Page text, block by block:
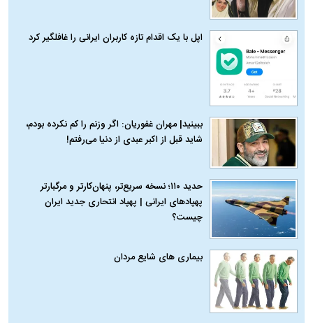
اپل با یک اقدام تازه کاربران ایرانی را غافلگیر کرد
ببینید| مهران غفوریان: اگر وزنم را کم نکرده بودم،
شاید قبل از اکبر عبدی از دنیا می‌رفتم!
حدید ۱۱۰؛ نسخه سریع‌تر، پنهان‌کارتر و مرگبارتر
پهپادهای ایرانی | پهپاد انتحاری جدید ایران
چیست؟
بیماری‌ های شایع مردان